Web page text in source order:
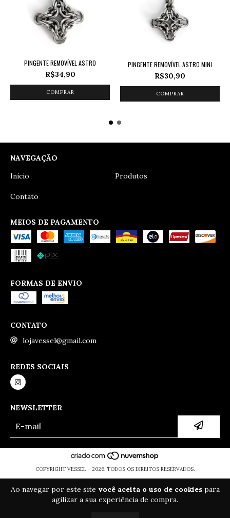
Ao navegar por este site você aceita o uso de cookiespara
agilizar a sua experiência de compra.
PINGENTE REMOVÍVEL ASTRO
R$34,90
PINGENTE REMOVÍVEL ASTRO MINI
R$30,90
NAVEGAÇÃO
Início
Produtos
Contato
MEIOS DE PAGAMENTO
FORMAS DE ENVIO
CONTATO
lojavessel@gmail.com
REDES SOCIAIS
NEWSLETTER
COPYRIGHT VESSEL - 2026. TODOS OS DIREITOS RESERVADOS.